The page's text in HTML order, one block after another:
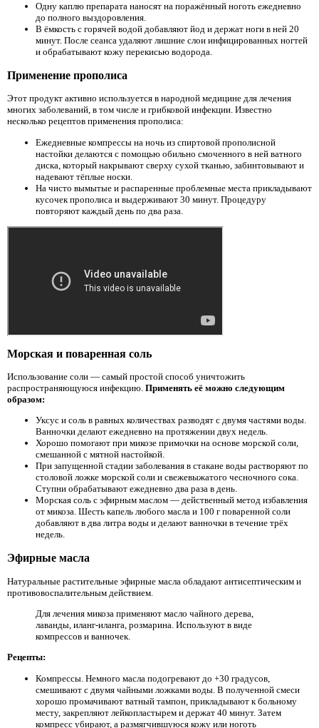
Одну каплю препарата наносят на поражённый ноготь ежедневно
до полного выздоровления.
В ёмкость с горячей водой добавляют йод и держат ноги в ней 20
минут. После сеанса удаляют лишние слои инфицированных ногтей
и обрабатывают кожу перекисью водорода.
Применение прополиса
Этот продукт активно используется в народной медицине для лечения
многих заболеваний, в том числе и грибковой инфекции. Известно
несколько рецептов применения прополиса:
Ежедневные компрессы на ночь из спиртовой прополисной
настойки делаются с помощью обильно смоченного в ней ватного
диска, который накрывают сверху сухой тканью, забинтовывают и
надевают тёплые носки.
На чисто вымытые и распаренные проблемные места прикладывают
кусочек прополиса и выдерживают 30 минут. Процедуру
повторяют каждый день по два раза.
Морская и поваренная соль
Использование соли — самый простой способ уничтожить
распространяющуюся инфекцию. Применять её можно следующим
образом:
Уксус и соль в равных количествах разводят с двумя частями воды.
Ванночки делают ежедневно на протяжении двух недель.
Хорошо помогают при микозе примочки на основе морской соли,
смешанной с мятной настойкой.
При запущенной стадии заболевания в стакане воды растворяют по
столовой ложке морской соли и свежевыжатого чесночного сока.
Ступни обрабатывают ежедневно два раза в день.
Морская соль с эфирным маслом — действенный метод избавления
от микоза. Шесть капель любого масла и 100 г поваренной соли
добавляют в два литра воды и делают ванночки в течение трёх
недель.
Эфирные масла
Натуральные растительные эфирные масла обладают антисептическим и
противовоспалительным действием.
Для лечения микоза применяют масло чайного дерева,
лаванды, иланг-иланга, розмарина. Используют в виде
компрессов и ванночек.
Рецепты:
Компрессы. Немного масла подогревают до +30 градусов,
смешивают с двумя чайными ложками воды. В полученной смеси
хорошо промачивают ватный тампон, прикладывают к больному
месту, закрепляют лейкопластырем и держат 40 минут. Затем
компресс убирают, а размягчившуюся кожу или ноготь